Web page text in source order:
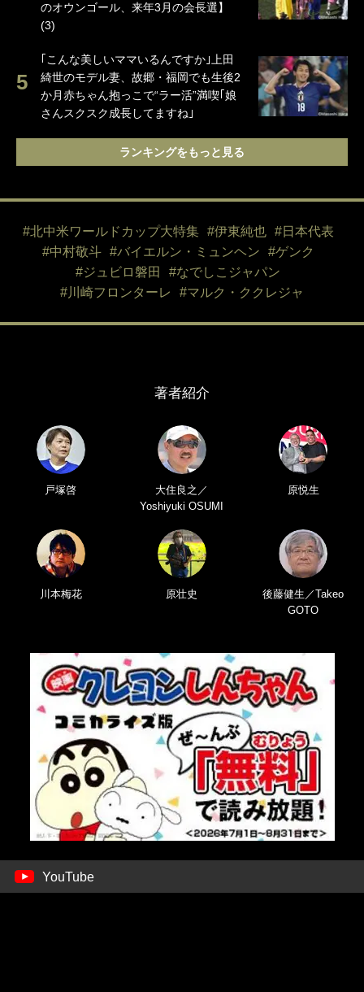
のオウンゴール、来年3月の会長選】
(3)
｢こんな美しいママいるんですか｣上田
綺世のモデル妻、故郷・福岡でも生後2
か月赤ちゃん抱っこで“ラー活”満喫｢娘
さんスクスク成長してますね｣
ランキングをもっと見る
#北中米ワールドカップ大特集 #伊東純也
#日本代表
#中村敬斗
#バイエルン・ミュンヘン
#ゲンク
#ジュビロ磐田
#なでしこジャパン
#川崎フロンターレ
#マルク・ククレジャ
著者紹介
戸塚啓
大住良之／
Yoshiyuki OSUMI
原悦生
川本梅花 原壮史
後藤健生／Takeo
GOTO
YouTube